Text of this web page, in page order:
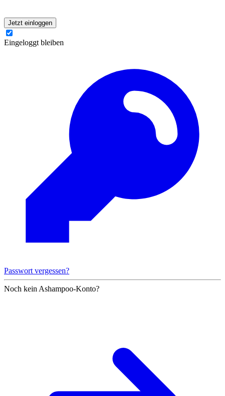
Jetzt einloggen
Eingeloggt bleiben
Passwort vergessen?
Noch kein Ashampoo-Konto?